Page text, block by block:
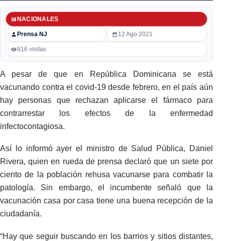
Prensa NJ
NACIONALES
12 Ago 2021
816 visitas
A pesar de que en República Dominicana se está
vacunando contra el covid-19 desde febrero, en el país aún
hay personas que rechazan aplicarse el fármaco para
contrarrestar los efectos de la enfermedad
infectocontagiosa.
Así lo informó ayer el ministro de Salud Pública, Daniel
Rivera, quien en rueda de prensa declaró que un siete por
ciento de la población rehusa vacunarse para combatir la
patología. Sin embargo, el incumbente señaló que la
vacunación casa por casa tiene una buena recepción de la
ciudadanía.
“Hay que seguir buscando en los barrios y sitios distantes,